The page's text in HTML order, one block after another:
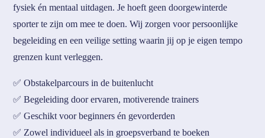
fysiek én mentaal uitdagen. Je hoeft geen doorgewinterde
sporter te zijn om mee te doen. Wij zorgen voor persoonlijke
begeleiding en een veilige setting waarin jij op je eigen tempo
grenzen kunt verleggen.
✅ Obstakelparcours in de buitenlucht
✅ Begeleiding door ervaren, motiverende trainers
✅ Geschikt voor beginners én gevorderden
✅ Zowel individueel als in groepsverband te boeken